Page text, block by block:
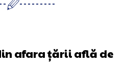
afara țării află de